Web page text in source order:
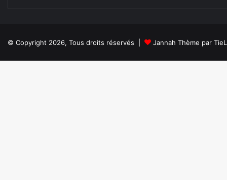
© Copyright 2026, Tous droits réservés | Jannah Thème par